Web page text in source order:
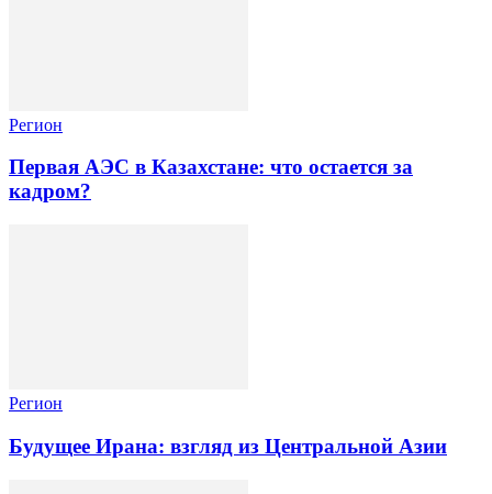
Регион
Первая АЭС в Казахстане: что остается за
кадром?
Регион
Будущее Ирана: взгляд из Центральной Азии